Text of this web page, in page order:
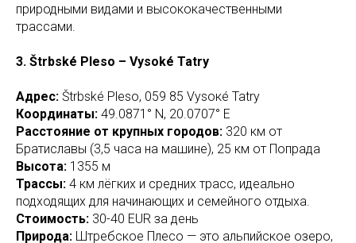
природными видами и высококачественными
трассами.
3. Štrbské Pleso – Vysoké Tatry
Адрес: Štrbské Pleso, 059 85 Vysокé Tatry
Координаты: 49.0871° N, 20.0707° E
Расстояние от крупных городов: 320 км от
Братиславы (3,5 часа на машине), 25 км от Попрада
Высота: 1355 м
Трассы: 4 км лёгких и средних трасс, идеально
подходящих для начинающих и семейного отдыха.
Стоимость: 30-40 EUR за день
Природа: Штребское Плесо — это альпийское озеро,